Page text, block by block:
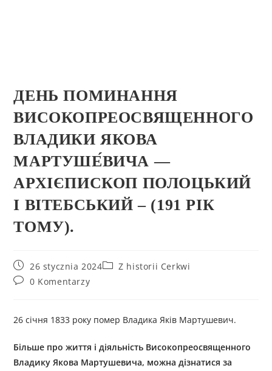
ДЕНЬ ПОМИНАННЯ
ВИСОКОПРЕОСВЯЩЕННОГО
ВЛАДИКИ ЯКОВА
МАРТУШЕ́ВИЧА —
АРХІЄПИСКОП ПОЛОЦЬКИЙ
І ВІТЕБСЬКИЙ – (191 РІК
ТОМУ).
26 stycznia 2024
Z historii Cerkwi
0 Komentarzy
26 січня 1833 року помер Владика Яків Мартушевич.
Більше про життя і діяльність Високопреосвященного
ВладикуЯкова Мартушевича, можна дізнатися за